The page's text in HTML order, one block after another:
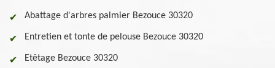
Abattage d'arbres palmier Bezouce 30320
Entretien et tonte de pelouse Bezouce 30320
Etêtage Bezouce 30320